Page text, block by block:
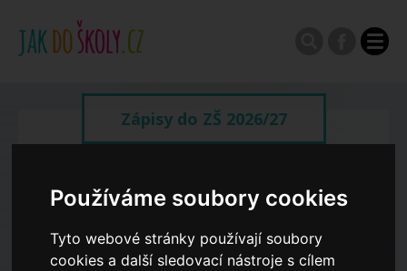
Používáme soubory cookies
Tyto webové stránky používají soubory
cookies a další sledovací nástroje s cílem
Zápisy do ZŠ 2026/27
Spádové oblasti ZŠ